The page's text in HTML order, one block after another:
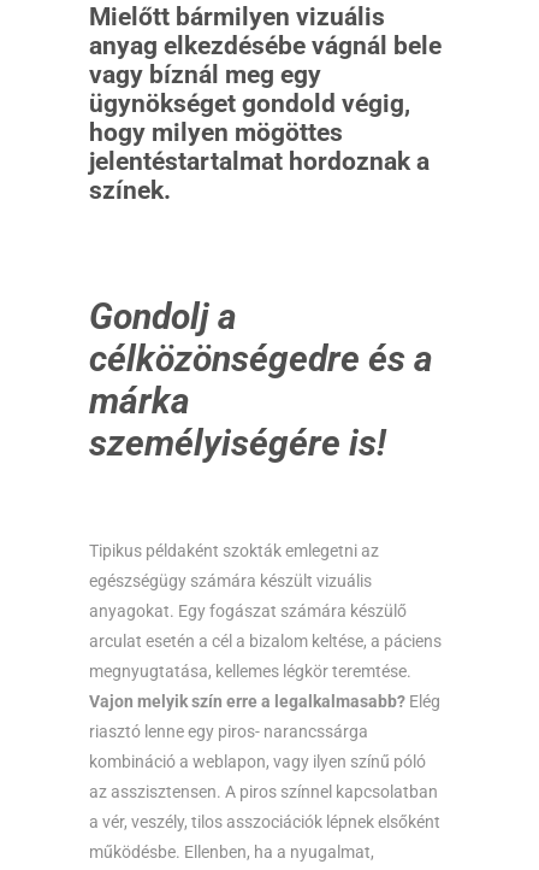
Mielőtt bármilyen vizuális
anyag elkezdésébe vágnál bele
vagy bíznál meg egy
ügynökséget gondold végig,
hogy milyen mögöttes
jelentéstartalmat hordoznak a
színek.
Gondolj a
célközönségedre és a
márka
személyiségére is!
Tipikus példaként szokták emlegetni az
egészségügy számára készült vizuális
anyagokat. Egy fogászat számára készülő
arculat esetén a cél a bizalom keltése, a páciens
megnyugtatása, kellemes légkör teremtése.
Vajon melyik szín erre a legalkalmasabb? Elég
riasztó lenne egy piros- narancssárga
kombináció a weblapon, vagy ilyen színű póló
az asszisztensen. A piros színnel kapcsolatban
a vér, veszély, tilos asszociációk lépnek elsőként
működésbe. Ellenben, ha a nyugalmat,